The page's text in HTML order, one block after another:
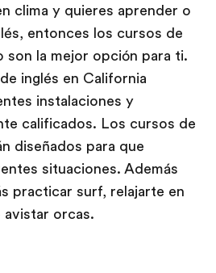
clima y quieres aprender o
entonces los cursos de
son la mejor opción para ti.
inglés en California
instalaciones y
calificados. Los cursos de
diseñados para que
situaciones. Además
practicar surf, relajarte en
avistar orcas.